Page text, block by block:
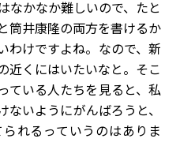
なかなか難しいので、たと
筒井康隆の両方を書けるか
わけですよね。なので、新
近くにはいたいなと。そこ
ている人たちを見ると、私
いようにがんばろうと、
れるっていうのはありま